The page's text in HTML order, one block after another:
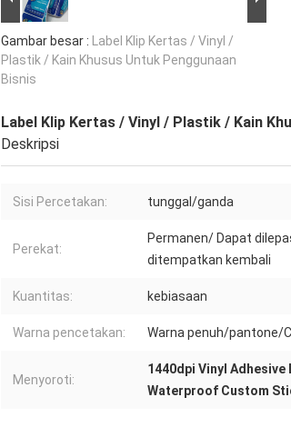
Gambar besar : Label Klip Kertas / Vinyl /
Plastik / Kain Khusus Untuk Penggunaan
Bisnis
Label Klip Kertas / Vinyl / Plastik / Kain
Deskripsi
Sisi Percetakan: tunggal/ganda
Perekat:
Permanen/ Dapat
ditempatkan kembali
Kuantitas: kebiasaan
Warna pencetakan: Warna penuh/pantone/
Menyoroti:
1440dpi Vinyl Adhesive
Waterproof Custom